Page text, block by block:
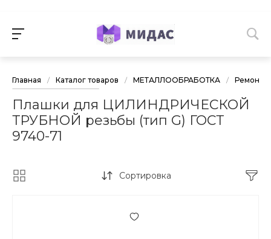
Главная / Каталог товаров / МЕТАЛЛООБРАБОТКА / Ремонт
Плашки для ЦИЛИНДРИЧЕСКОЙ
ТРУБНОЙ резьбы (тип G) ГОСТ
9740-71
Сортировка